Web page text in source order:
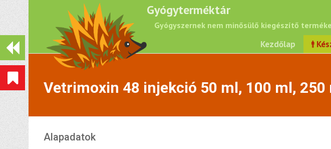
Gyógyterméktár
Gyógyszernek nem minősülő kiegészítő
Kezdőlap
Vetrimoxin 48 injekció 50 ml, 100 ml, 250
Alapadatok